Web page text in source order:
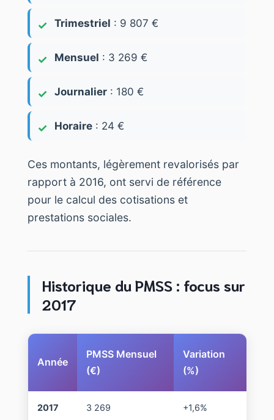
Trimestriel : 9 807 €
Mensuel : 3 269 €
Journalier : 180 €
Horaire : 24 €
Ces montants, légèrement revalorisés par
rapport à 2016, ont servi de référence
pour le calcul des cotisations et
prestations sociales.
Historique du PMSS : focus sur
2017
Année
PMSS Mensuel
(€)
Variation
(%)
2017 3 269 +1,6%